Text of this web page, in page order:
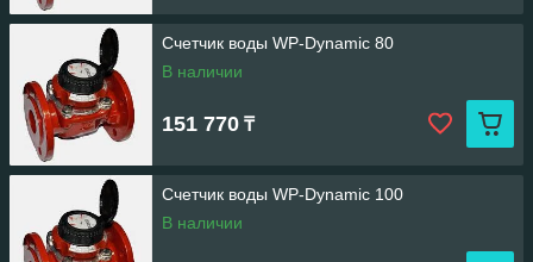
Счетчик воды WP-Dynamic 80
В наличии
151 770 ₸
Счетчик воды WP-Dynamic 100
В наличии